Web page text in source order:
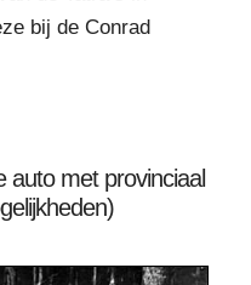
bij de Conrad
met provinciaal